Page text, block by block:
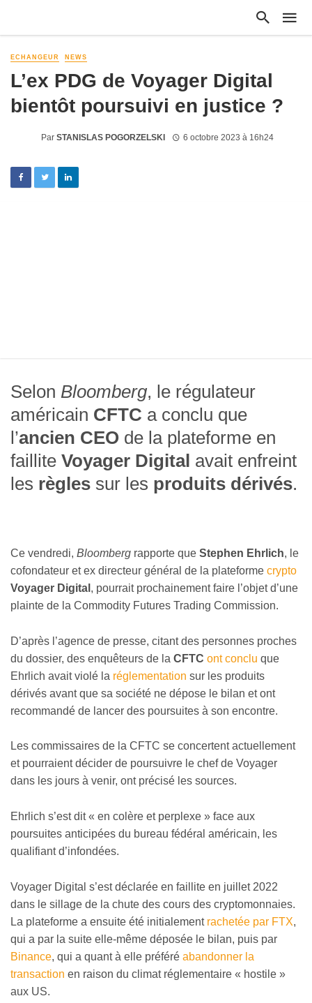
ECHANGEUR NEWS
L’ex PDG de Voyager Digital
bientôt poursuivi en justice ?
Par STANISLAS POGORZELSKI 6 octobre 2023 à 16h24
Selon Bloomberg, le régulateur
américain CFTC a conclu que
l’ancien CEO de la plateforme en
faillite Voyager Digital avait enfreint
les règles sur les produits dérivés.
Ce vendredi, Bloomberg rapporte que Stephen Ehrlich, le
cofondateur et ex directeur général de la plateforme crypto
Voyager Digital , pourrait prochainement faire l’objet d’une
plainte de la Commodity Futures Trading Commission.
D’après l’agence de presse, citant des personnes proches
du dossier, des enquêteurs de la CFTC ont conclu que
Ehrlich avait violé la réglementation sur les produits
dérivés avant que sa société ne dépose le bilan et ont
recommandé de lancer des poursuites à son encontre.
Les commissaires de la CFTC se concertent actuellement
et pourraient décider de poursuivre le chef de Voyager
dans les jours à venir, ont précisé les sources.
Ehrlich s’est dit « en colère et perplexe » face aux
poursuites anticipées du bureau fédéral américain, les
qualifiant d’infondées.
Voyager Digital s’est déclarée en faillite en juillet 2022
dans le sillage de la chute des cours des cryptomonnaies.
La plateforme a ensuite été initialement rachetée par FTX,
qui a par la suite elle-même déposée le bilan, puis par
Binance, qui a quant à elle préféré abandonner la
transaction en raison du climat réglementaire « hostile »
aux US.